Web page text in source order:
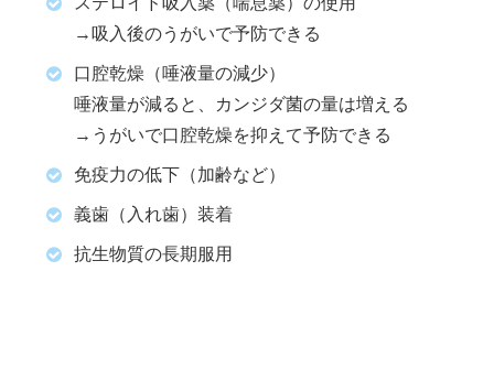
→吸入後のうがいで予防できる
口腔乾燥（唾液量の減少）
唾液量が減ると、カンジダ菌の量は増える
→うがいで口腔乾燥を抑えて予防できる
免疫力の低下（加齢など）
義歯（入れ歯）装着
抗生物質の長期服用